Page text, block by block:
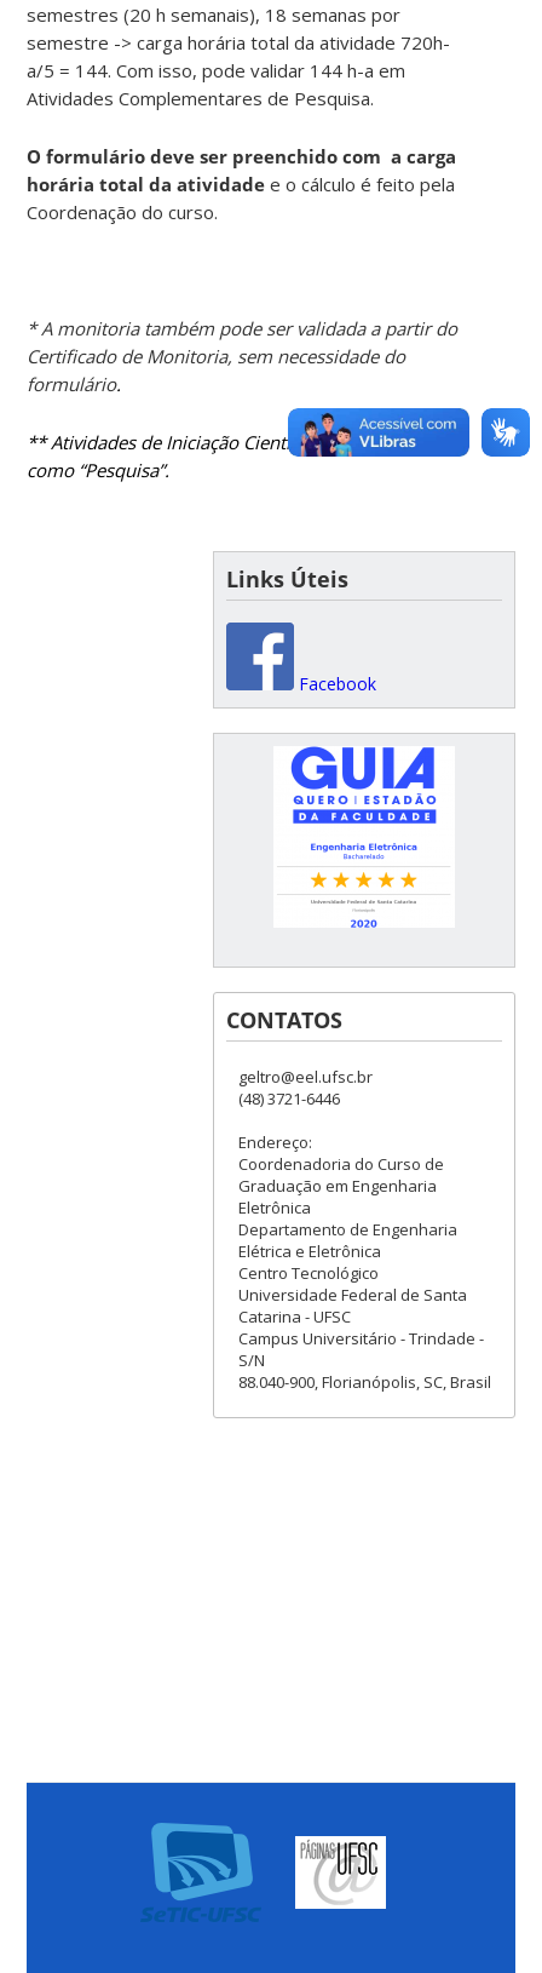
semestres (20 h semanais), 18 semanas por
semestre -> carga horária total da atividade 720h-
a/5 = 144. Com isso, pode validar 144 h-a em
Atividades Complementares de Pesquisa.
O formulário deve ser preenchido com a carga
horária total da atividadee o cálculo é feito pela
Coordenação do curso.
* A monitoria também pode ser validada a partir do
Certificado de Monitoria, sem necessidade do
formulário.
** Atividades de Iniciação Científica se enquadram
como “Pesquisa”.
Links Úteis
Facebook
CONTATOS
geltro@eel.ufsc.br
(48) 3721-6446
Endereço:
Coordenadoria do Curso de
Graduação em Engenharia
Eletrônica
Departamento de Engenharia
Elétrica e Eletrônica
Centro Tecnológico
Universidade Federal de Santa
Catarina - UFSC
Campus Universitário - Trindade -
S/N
88.040-900, Florianópolis, SC, Brasil